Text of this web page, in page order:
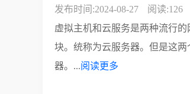
发布时间:2024-08-27
阅读:126
虚拟主机和云服务是两种流行
块。统称为云服务器。但是这
器。...阅读更多